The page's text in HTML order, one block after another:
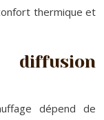
thermique et
dépend de